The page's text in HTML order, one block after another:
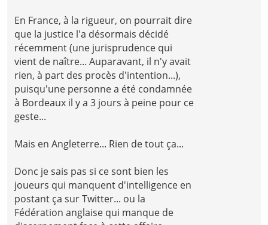
En France, à la rigueur, on pourrait dire
que la justice l'a désormais décidé
récemment (une jurisprudence qui
vient de naître... Auparavant, il n'y avait
rien, à part des procès d'intention...),
puisqu'une personne a été condamnée
à Bordeaux il y a 3 jours à peine pour ce
geste...
Mais en Angleterre... Rien de tout ça...
Donc je sais pas si ce sont bien les
joueurs qui manquent d'intelligence en
postant ça sur Twitter... ou la
Fédération anglaise qui manque de